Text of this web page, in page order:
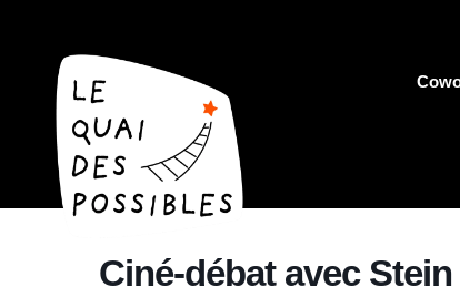
Ciné-débat avec